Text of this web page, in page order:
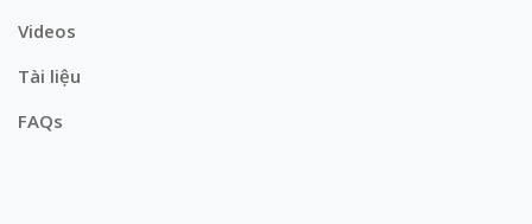
Videos
Tài liệu
FAQs